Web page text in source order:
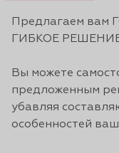
Предлагаем вам
ГИБКОЕ
Вы можете
предложенным
убавляя
особенностей